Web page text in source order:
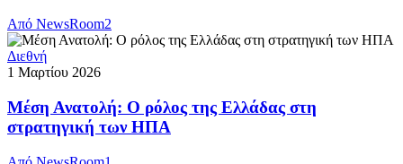
Από NewsRoom2
Διεθνή
1 Μαρτίου 2026
Μέση Ανατολή: O ρόλος της Ελλάδας στη
στρατηγική των ΗΠΑ